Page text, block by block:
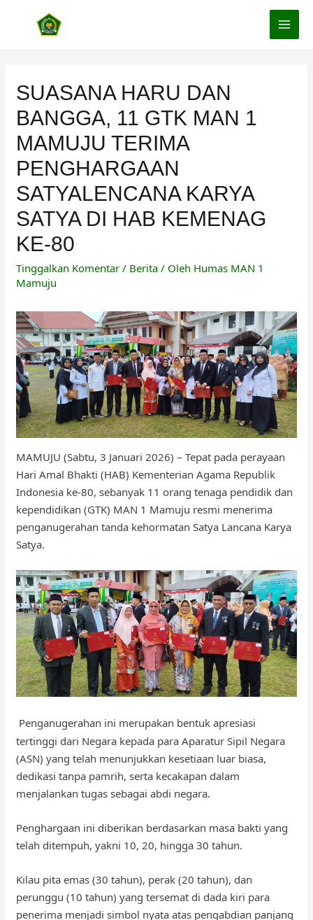
SUASANA HARU DAN
BANGGA, 11 GTK MAN 1
MAMUJU TERIMA
PENGHARGAAN
SATYALENCANA KARYA
SATYA DI HAB KEMENAG
KE-80
Tinggalkan Komentar / Berita / Oleh Humas MAN 1
Mamuju
MAMUJU (Sabtu, 3 Januari 2026) – Tepat pada perayaan
Hari Amal Bhakti (HAB) Kementerian Agama Republik
Indonesia ke-80, sebanyak 11 orang tenaga pendidik dan
kependidikan (GTK) MAN 1 Mamuju resmi menerima
penganugerahan tanda kehormatan Satya Lancana Karya
Satya.
Penganugerahan ini merupakan bentuk apresiasi
tertinggi dari Negara kepada para Aparatur Sipil Negara
(ASN) yang telah menunjukkan kesetiaan luar biasa,
dedikasi tanpa pamrih, serta kecakapan dalam
menjalankan tugas sebagai abdi negara.
Penghargaan ini diberikan berdasarkan masa bakti yang
telah ditempuh, yakni 10, 20, hingga 30 tahun.
Kilau pita emas (30 tahun), perak (20 tahun), dan
perunggu (10 tahun) yang tersemat di dada kiri para
penerima menjadi simbol nyata atas pengabdian panjang